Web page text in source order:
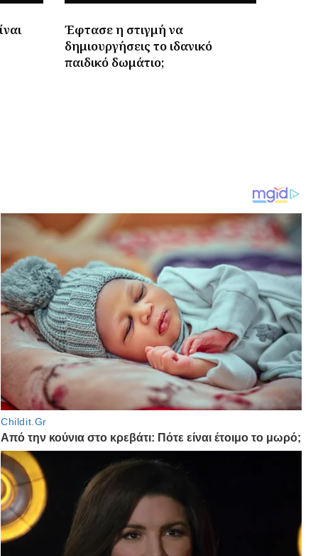
Έφτασε η στιγμή να
δημιουργήσεις το ιδανικό
παιδικό δωμάτιο;